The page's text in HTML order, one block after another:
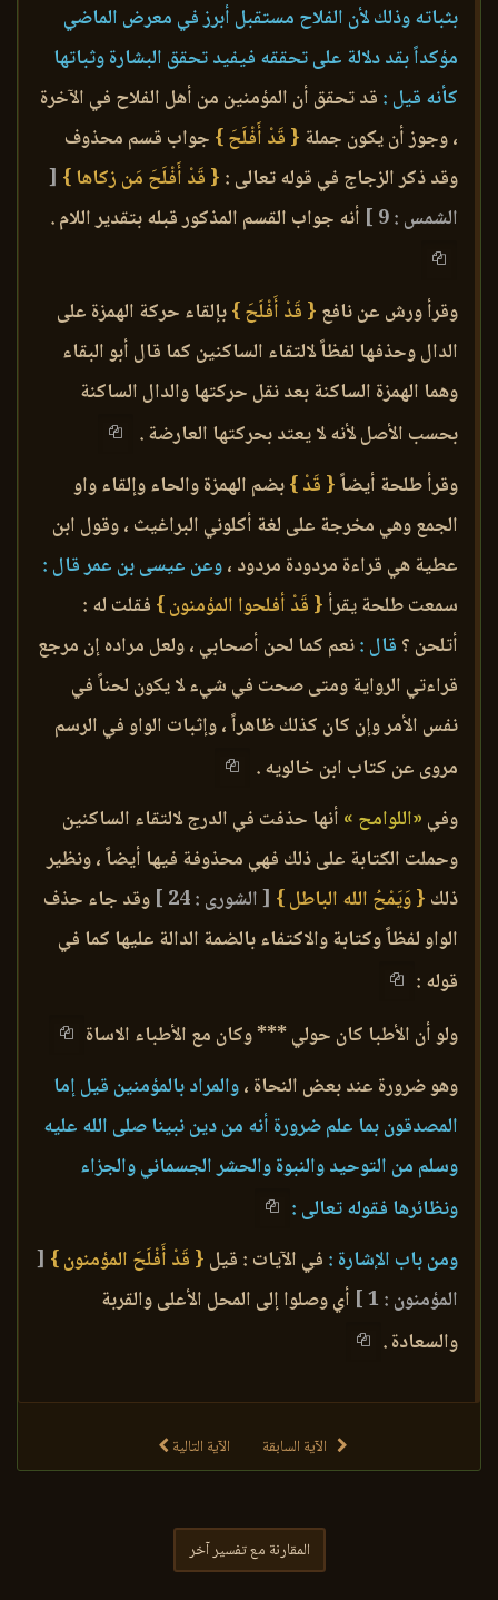
بثباته وذلك لأن الفلاح مستقبل أبرز في معرض الماضي
مؤكداً بقد دلالة على تحققه فيفيد تحقق البشارة وثباتها
كأنه قيل : قد تحقق أن المؤمنين من أهل الفلاح في الآخرة
، وجوز أن يكون جملة { قَدْ أَفْلَحَ } جواب قسم محذوف
وقد ذكر الزجاج في قوله تعالى : { قَدْ أَفْلَحَ مَن زكاها } [
الشمس : 9 ]
أنه جواب القسم المذكور قبله بتقدير اللام .
وقرأ ورش عن نافع { قَدْ أَفْلَحَ }بإلقاء حركة الهمزة على
الدال وحذفها لفظاً لالتقاء الساكنين كما قال أبو البقاء
وهما الهمزة الساكنة بعد نقل حركتها والدال الساكنة
بحسب الأصل لأنه لا يعتد بحركتها العارضة .
وقرأ طلحة أيضاً{ قَدْ }بضم الهمزة والحاء وإلقاء واو
الجمع وهي مخرجة على لغة أكلوني البراغيث ، وقول ابن
عطية هي قراءة مردودة مردود ،وعن عيسى بن عمر قال :
سمعت طلحة يقرأ { قَدْ أفلحوا المؤمنون } فقلت له :
أتلحن ؟ قال :نعم كما لحن أصحابي ، ولعل مراده إن مرجع
قراءتي الرواية ومتى صحت في شيء لا يكون لحناً في
نفس الأمر وإن كان كذلك ظاهراً ، وإثبات الواو في الرسم
مروى عن كتاب ابن خالويه .
وفي «اللوامح » أنها حذفت في الدرج لالتقاء الساكنين
وحملت الكتابة على ذلك فهي محذوفة فيها أيضاً ، ونظير
ذلك { وَيَمْحُ الله الباطل } [ الشورى : 24 ]
وقد جاء حذف
الواو لفظاً وكتابة والاكتفاء بالضمة الدالة عليها كما في
قوله :
ولو أن الأطبا كان حولي *** وكان مع الأطباء الاساة
وهو ضرورة عند بعض النحاة ،والمراد بالمؤمنين قيل إما
المصدقون بما علم ضرورة أنه من دين نبينا صلى الله عليه
وسلم من التوحيد والنبوة والحشر الجسماني والجزاء
ونظائرها فقوله تعالى :
ومن باب الإشارة : في الآيات : قيل { قَدْ أَفْلَحَ المؤمنون } [
المؤمنون : 1 ]
أي وصلوا إلى المحل الأعلى والقربة
والسعادة .
الآية السابقة الآية التالية
المقارنة مع تفسير آخر